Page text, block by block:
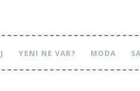
YENI NE VAR? MODA